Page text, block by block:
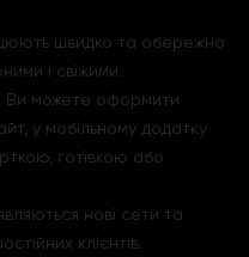
швидко та обережно
і свіжими.
Ви можете оформити
у мобільному додатку
готівкою або
нові сети та
клієнтів.